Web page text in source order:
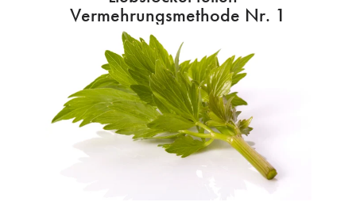
Vermehrungsmethode Nr. 1